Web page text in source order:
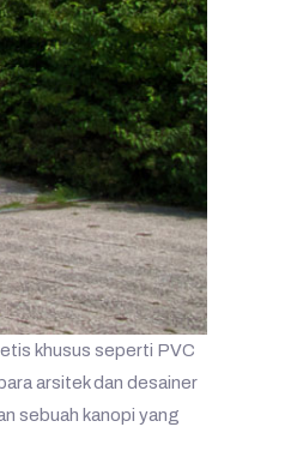
khusus seperti PVC
arsitek dan desainer
sebuah kanopi yang